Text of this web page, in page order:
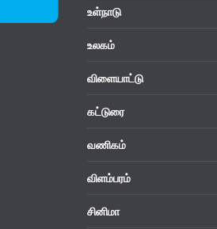
உள்நாடு
உலகம்
விளையாட்டு
கட்டுரை
வணிகம்
விளம்பரம்
சினிமா